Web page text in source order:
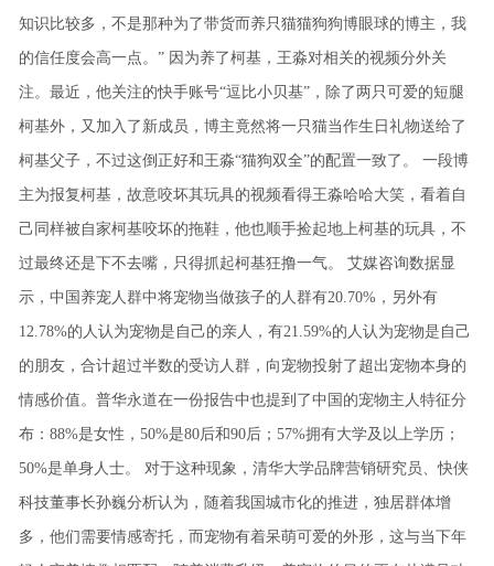
知识比较多，不是那种为了带货而养只猫猫狗狗博眼球的博主，我
的信任度会高一点。” 因为养了柯基，王淼对相关的视频分外关
注。最近，他关注的快手账号“逗比小贝基”，除了两只可爱的短腿
柯基外，又加入了新成员，博主竟然将一只猫当作生日礼物送给了
柯基父子，不过这倒正好和王淼“猫狗双全”的配置一致了。 一段博
主为报复柯基，故意咬坏其玩具的视频看得王淼哈哈大笑，看着自
己同样被自家柯基咬坏的拖鞋，他也顺手捡起地上柯基的玩具，不
过最终还是下不去嘴，只得抓起柯基狂撸一气。 艾媒咨询数据显
示，中国养宠人群中将宠物当做孩子的人群有20.70%，另外有
12.78%的人认为宠物是自己的亲人，有21.59%的人认为宠物是自己
的朋友，合计超过半数的受访人群，向宠物投射了超出宠物本身的
情感价值。普华永道在一份报告中也提到了中国的宠物主人特征分
布：88%是女性，50%是80后和90后；57%拥有大学及以上学历；
50%是单身人士。 对于这种现象，清华大学品牌营销研究员、快侠
科技董事长孙巍分析认为，随着我国城市化的推进，独居群体增
多，他们需要情感寄托，而宠物有着呆萌可爱的外形，这与当下年